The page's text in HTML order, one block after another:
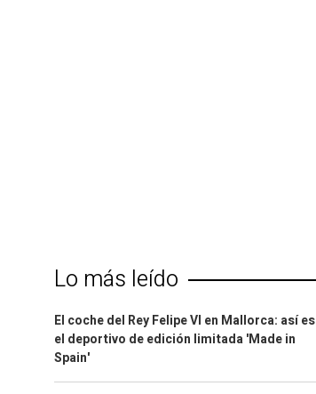
Lo más leído
El coche del Rey Felipe VI en Mallorca: así es
el deportivo de edición limitada 'Made in
Spain'